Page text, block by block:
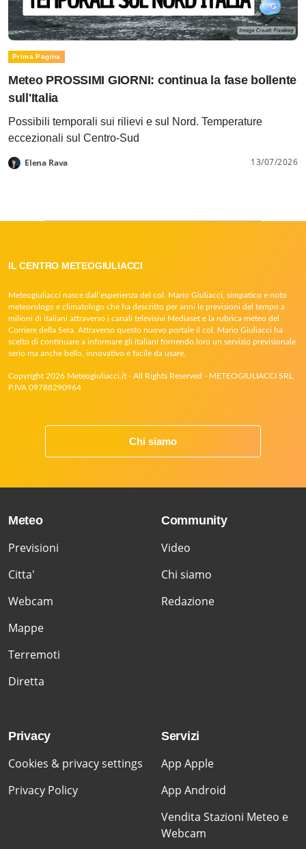
Prima Pagina
Meteo PROSSIMI GIORNI: continua la fase bollente
sull'Italia
Possibili temporali sui rilievi e sul Nord. Temperature
eccezionali sul Centro-Sud
Elena Rava 13/07/2026
IL CENTRO METEOGIULIACCI
Meteogiuliacci nasce dall’esperienza del col. Mario Giuliacci, simpatico e noto
meteorologo e climatologo che ha descritto per anni le previsioni del tempo a
milioni di italiani attraverso i canali televisivi Mediaset e la rubrica meteo del
Corriere della Sera. Attraverso questo nuovo portale il col. Mario Giuliacci ha
scelto di continuare a informare gli italiani fornendo loro un servizio previsionale
serio ma anche bello, innovativo e facile da usare.
Copyright 2026 Meteogiuliacci.it - All Rights Reserved - METEOGIULIACCI SRL
P.IVA 09788290964
Chi siamo
Meteo
Previsioni
Citta'
Webcam
Mappe
Terremoti
Diretta
Community
Video
Chi siamo
Redazione
Privacy
Cookies & privacy settings
Privacy Policy
Servizi
App Apple
App Android
Vendita Stazioni Meteo e
Webcam